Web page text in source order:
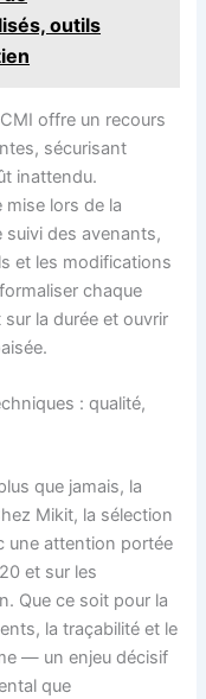
outils
offre un recours
sécurisant
inattendu.
lors de la
suivi des avenants,
et les modifications
chaque
sur la durée et ouvrir
: qualité,
que jamais, la
Mikit, la sélection
une attention portée
et sur les
Que ce soit pour la
la traçabilité et le
— un enjeu décisif
que